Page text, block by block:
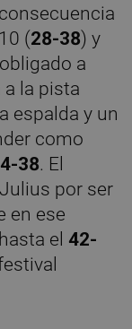
(28-38) y
a
la pista
espalda y un
como
38. El
por ser
en ese
el 42-